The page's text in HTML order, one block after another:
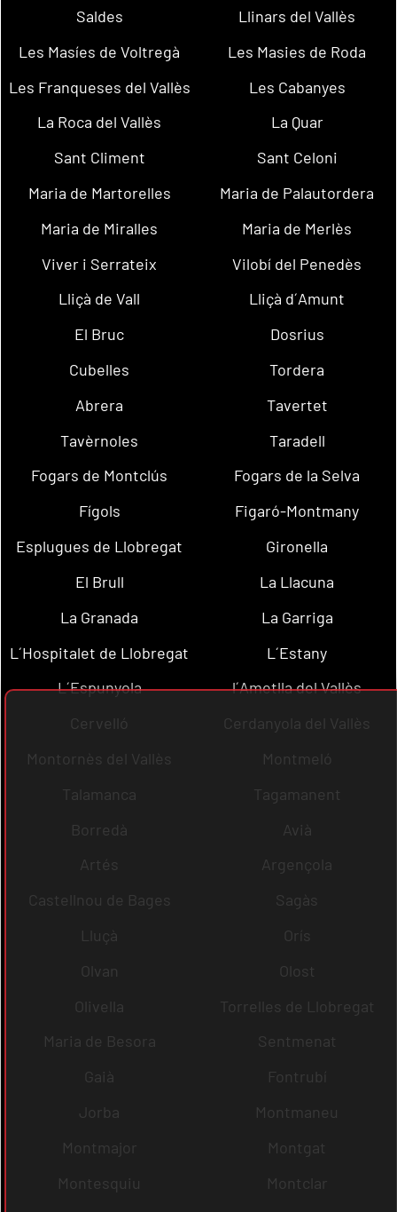
Saldes
Llinars del Vallès
Les Masíes de Voltregà
Les Masies de Roda
Les Franqueses del Vallès
Les Cabanyes
La Roca del Vallès
La Quar
Sant Climent
Sant Celoni
Maria de Martorelles
Maria de Palautordera
Maria de Miralles
Maria de Merlès
Viver i Serrateix
Vilobí del Penedès
Lliçà de Vall
Lliçà d´Amunt
El Bruc
Dosrius
Cubelles
Tordera
Abrera
Tavertet
Tavèrnoles
Taradell
Fogars de Montclús
Fogars de la Selva
Fígols
Figaró-Montmany
Esplugues de Llobregat
Gironella
El Brull
La Llacuna
La Granada
La Garriga
L´Hospitalet de Llobregat
L´Estany
L´Espunyola
l´Ametlla del Vallès
Cervelló
Cerdanyola del Vallès
Montornès del Vallès
Montmeló
Talamanca
Tagamanent
Borredà
Avià
Artés
Argençola
Castellnou de Bages
Sagàs
Lluçà
Orís
Olvan
Olost
Olivella
Torrelles de Llobregat
Maria de Besora
Sentmenat
Gaià
Fontrubí
Jorba
Montmaneu
Montmajor
Montgat
Montesquiu
Montclar